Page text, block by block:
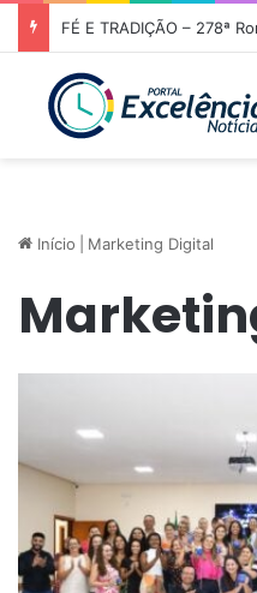
Início Marketing Digital